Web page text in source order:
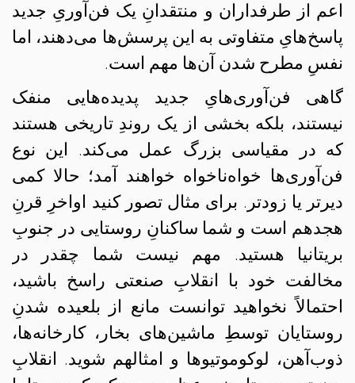
اعم از طرفداران و منتقدانِ یک فن‌آوریِ جدید
پاسخ‌هایِ متفاوتی به این پرسش‌ها می‌دهند، اما
نفسِ مطرح شدن آن‌ها مهم است.
گاهی فن‌آوری‌هایِ جدید پدیده‌هایی منفک
نیستند، بلکه بخشی از یک روندِ تاریخی هستند
که در مقیاسی بزرگ عمل می‌کند. این نوع
فن‌آوری‌ها خواه‌ناخواه خواهند آمد؛ حالا کمی
دیرتر یا زودتر. برای مثال تصور کنید اواخرِ قرنِ
هجدهم است و شما ساکنانِ روستایی در جنوبِ
بریتانیا هستید. مهم نیست شما چقدر در
مخالفت خود با انقلابِ صنعتی راسخ باشید،
احتمالاً نخواهید توانست مانع از بلعیده شدنِ
روستایان توسطِ ماشین‌های بخار، کارخانه‌ها،
ذوب‌آهن، لوکوموتیوها و امثالهم شوید. انقلابِ